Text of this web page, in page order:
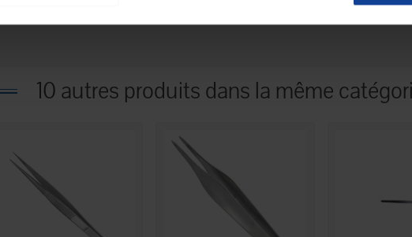
10 autres produits dans la même